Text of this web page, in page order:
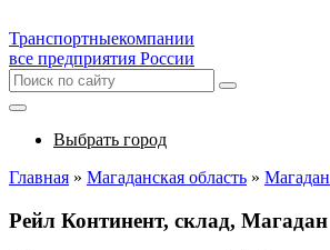
Транспортныекомпании
все предприятия России
Выбрать город
Главная » Магаданская область » Магадан
Рейл Континент, склад, Магадан